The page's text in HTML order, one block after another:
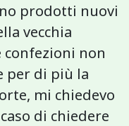
prodotti nuovi
vecchia
non
per di più la
mi chiedevo
di chiedere